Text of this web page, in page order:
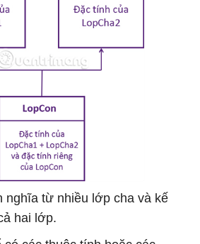
nghĩa từ nhiều lớp cha và kế
hai lớp.